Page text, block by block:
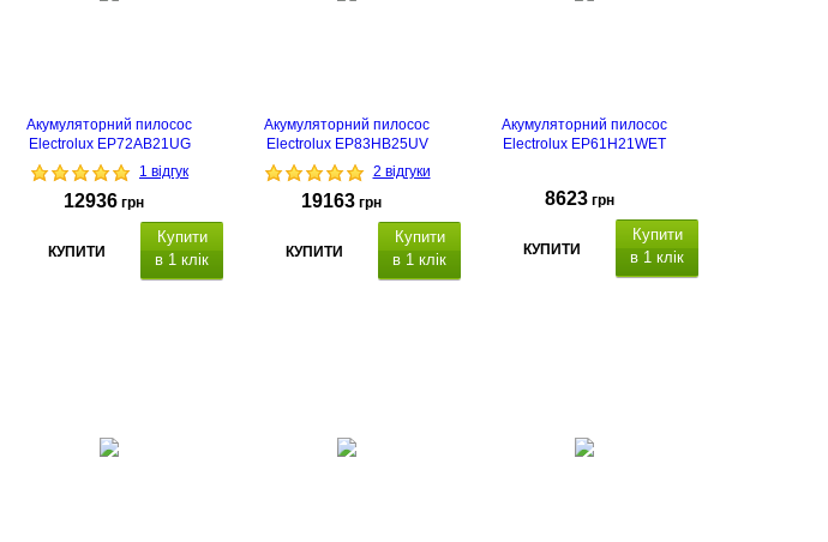
Акумуляторний пилосос
Electrolux EP72AB21UG
1 відгук
12936 грн
КУПИТИ
Купити
в 1 клік
Акумуляторний пилосос
Electrolux EP83HB25UV
2 відгуки
19163 грн
КУПИТИ
Купити
в 1 клік
Акумуляторний пилосос
Electrolux EP61H21WET
8623 грн
КУПИТИ
Купити
в 1 клік